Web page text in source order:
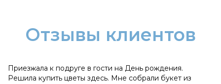
Отзывы клиентов
Приезжала к подруге в гости на День рождения.
Решила купить цветы здесь. Мне собрали букет из